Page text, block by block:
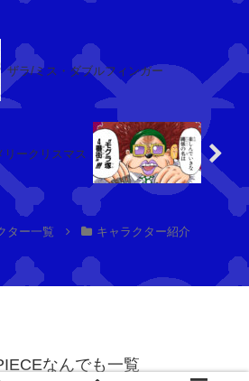
ザラ/ミス・ダブルフィンガー
リークリスマス
ター一覧 キャラクター紹介
なんでも一覧